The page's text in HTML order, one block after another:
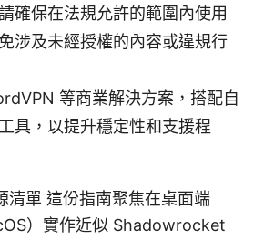
確保在法規允許的範圍內使用
涉及未經授權的內容或違規行
等商業解決方案，搭配自
具，以提升穩定性和支援程
清單 這份指南聚焦在桌面端
）實作近似 Shadowrocket